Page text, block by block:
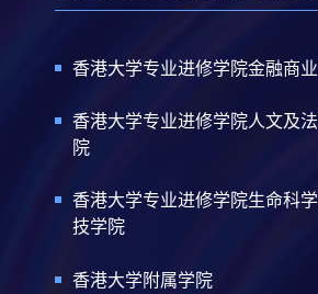
香港大学专业进修学院金融商
香港大学专业进修学院人文及
院
香港大学专业进修学院生命科
技学院
香港大学附属学院